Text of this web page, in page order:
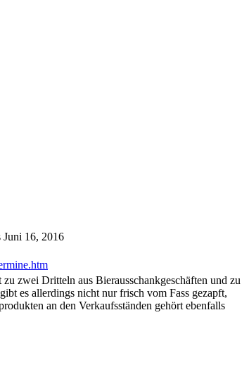
Juni 16, 2016
zwei Dritteln aus Bierausschankgeschäften und zu
es allerdings nicht nur frisch vom Fass gezapft,
an den Verkaufsständen gehört ebenfalls